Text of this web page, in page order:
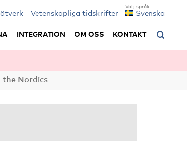
Vetenskapliga tidskrifter Svenska
INTEGRATION OM OSS KONTAKT
the Nordics